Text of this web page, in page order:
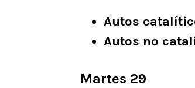
Autos
Autos no
Martes 29